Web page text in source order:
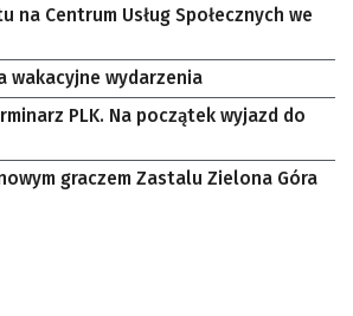
na Centrum Usług Społecznych we
wakacyjne wydarzenia
PLK. Na początek wyjazd do
graczem Zastalu Zielona Góra